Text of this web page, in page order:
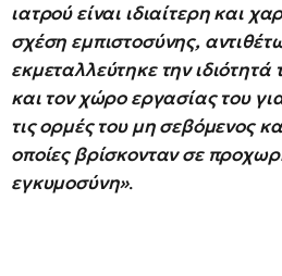
ιατρού είναι ιδιαίτερη και
σχέση εμπιστοσύνης,
εκμεταλλεύτηκε την
και τον χώρο εργασίας του
τις ορμές του μη σεβόμενος
οποίες βρίσκονταν σε
εγκυμοσύνη».